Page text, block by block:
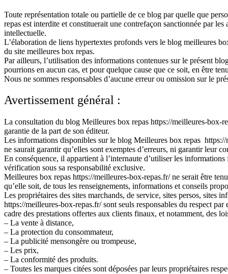
Toute représentation totale ou partielle de ce blog par quelle que
repas est interdite et constituerait une contrefaçon sanctionnée par
intellectuelle.
L’élaboration de liens hypertextes profonds vers le blog meilleures
du site meilleures box repas.
Par ailleurs, l’utilisation des informations contenues sur le présent
pourrions en aucun cas, et pour quelque cause que ce soit, en être
Nous ne sommes responsables d’aucune erreur ou omission sur le
Avertissement général :
La consultation du blog Meilleures box repas https://meilleures-box-
garantie de la part de son éditeur.
Les informations disponibles sur le blog Meilleures box repas
ne saurait garantir qu’elles sont exemptes d’erreurs, ni garantir leur
En conséquence, il appartient à l’internaute d’utiliser les
vérification sous sa responsabilité exclusive.
Meilleures box repas https://meilleures-box-repas.fr/ ne serait être
qu’elle soit, de tous les renseignements, informations et conseils
Les propriétaires des sites marchands, de service, sites persos, sites
https://meilleures-box-repas.fr/ sont seuls responsables du respect
cadre des prestations offertes aux clients finaux, et notamment, des
– La vente à distance,
– La protection du consommateur,
– La publicité mensongère ou trompeuse,
– Les prix,
– La conformité des produits.
– Toutes les marques citées sont déposées par leurs propriétaires